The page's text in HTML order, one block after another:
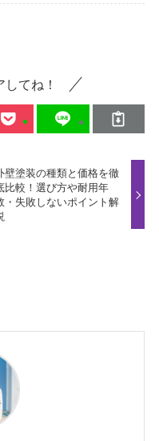
てね！
壁塗装の種類と価格を徹
比較！選び方や耐用年
・失敗しないポイント解